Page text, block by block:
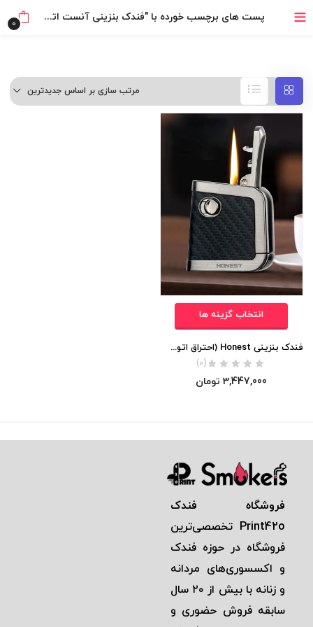
خرید قسطی با ترب‌پی پست های برچسب خورده با "فندک بنزینی آنست اتومات" 0
مرتب سازی بر اساس جدیدترین
انتخاب گزینه ها
فندک بنزینی Honest (احتراق اتومات) اورجینال
(0)
3,447,000 تومان
فروشگاه فندک
Print42o تخصصی‌ترين
فروشگاه در حوزه فندک
و اكسسوری‌های مردانه
و زنانه با بيش از ٢٠ سال
سابقه فروش حضوری و